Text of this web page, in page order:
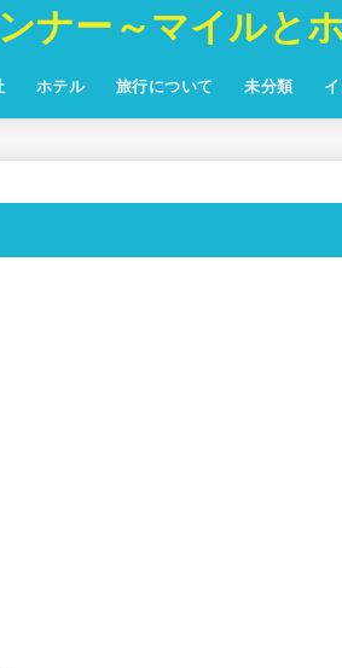
ナー～マイルと
ホテル 旅行について 未分類